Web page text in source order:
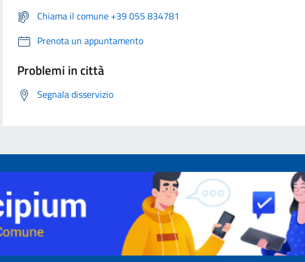
Chiama il comune +39 055 834781
Prenota un appuntamento
Problemi in città
Segnala disservizio